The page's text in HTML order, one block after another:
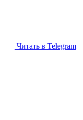
Читать в Telegram